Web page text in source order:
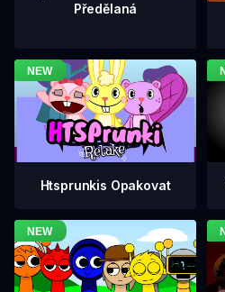
Předělaná
Htsprunkis Opakovat